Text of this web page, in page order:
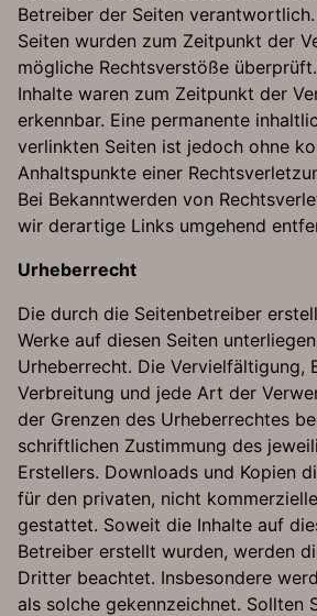
Betreiber der Seiten
Seiten wurden zum Zeitpunkt der
mögliche Rechtsverstöße
Inhalte waren zum Zeitpunkt der
erkennbar. Eine permanente
verlinkten Seiten ist jedoch ohne
Anhaltspunkte einer
Bei Bekanntwerden von
wir derartige Links umgehend
Urheberrecht
Die durch die Seitenbetreiber
Werke auf diesen Seiten
Urheberrecht. Die Vervielfältigung,
Verbreitung und jede Art der
der Grenzen des Urheberrechtes
schriftlichen Zustimmung des
Erstellers. Downloads und Kopien
für den privaten, nicht
gestattet. Soweit die Inhalte auf
Betreiber erstellt wurden, werden
Dritter beachtet. Insbesondere
als solche gekennzeichnet. Sollten